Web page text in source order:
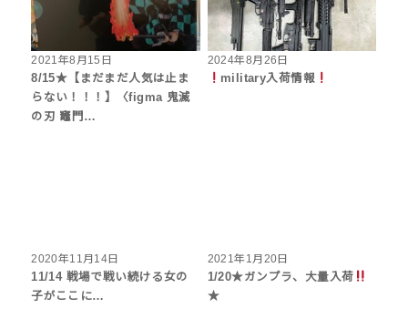
2021年8月15日
8/15★【まだまだ人気は止ま
らない！！！】〈figma 鬼滅
の刃 竈門…
2024年8月26日
military入荷情報
2020年11月14日
11/14 戦場で戦い続ける女の
子がここに…
2021年1月20日
1/20★ガンプラ、大量入荷
★